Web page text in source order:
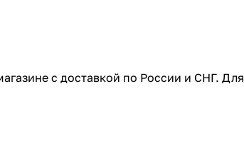
с доставкой по России и СНГ. Для